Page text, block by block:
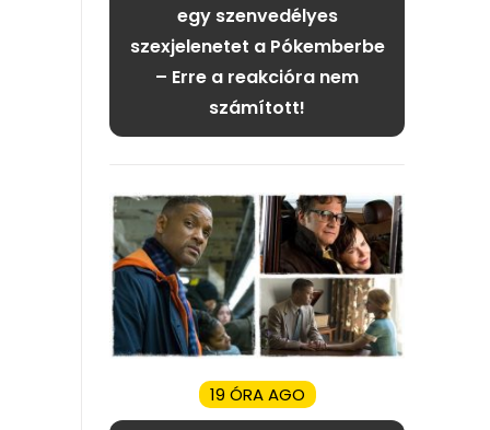
egy szenvedélyes
szexjelenetet a Pókemberbe
– Erre a reakcióra nem
számított!
19 ÓRA AGO